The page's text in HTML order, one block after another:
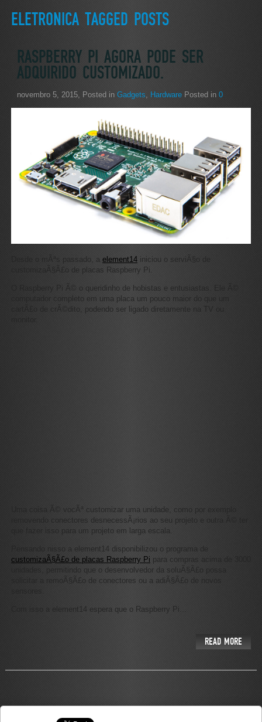
ELETRONICA TAGGED POSTS
RASPBERRY PI AGORA PODE SER
ADQUIRIDO CUSTOMIZADO.
novembro 5, 2015, Posted in Gadgets HardwarePosted in 0
Desde o mÃªs passado, a element14iniciou o serviÃ§o de
customizaÃ§Ã£o de placas Raspberry Pi.
O Raspberry Pi Ã© o queridinho de hobistas e entusiastas. Ele Ã©
computador completo em uma placa um pouco maior do que um
cartÃ£o de crÃ©dito, podendo ser ligado diretamente na TV ou
Uma coisa Ã© vocÃª customizar uma unidade, como por exemplo
removendo conectores desnecessÃ¡rios ao seu projeto e outra Ã© ter
que fazer isso para um projeto em larga escala.
Pensando nisso a element14 disponibilizou o programa de
customizaÃ§Ã£o de placas Raspberry Pi para compras acima de 3000
unidades, permitindo que o desenvolvedor da soluÃ§Ã£o possa
solicitar a remoÃ§Ã£o de conectores ou a adiÃ§Ã£o de novos
Com isso a element14 espera que o Raspberry Pi...
READ MORE